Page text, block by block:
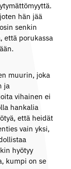
hän jää
senkin
että porukassa
muurin, joka
ja
vihainen ei
hankalia
että heidät
vain yksi,
hyötyy
kumpi on se